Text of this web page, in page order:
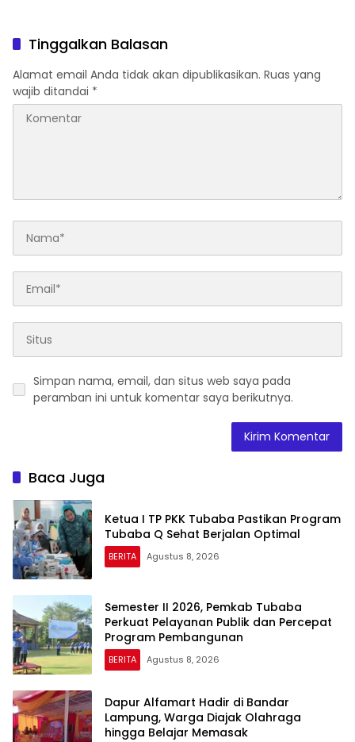
Tinggalkan Balasan
Alamat email Anda tidak akan dipublikasikan. Ruas yang
wajib ditandai *
Simpan nama, email, dan situs web saya pada
peramban ini untuk komentar saya berikutnya.
Baca Juga
Ketua I TP PKK Tubaba Pastikan Program
Tubaba Q Sehat Berjalan Optimal
BERITA Agustus 8, 2026
Semester II 2026, Pemkab Tubaba
Perkuat Pelayanan Publik dan Percepat
Program Pembangunan
BERITA Agustus 8, 2026
Dapur Alfamart Hadir di Bandar
Lampung, Warga Diajak Olahraga
hingga Belajar Memasak